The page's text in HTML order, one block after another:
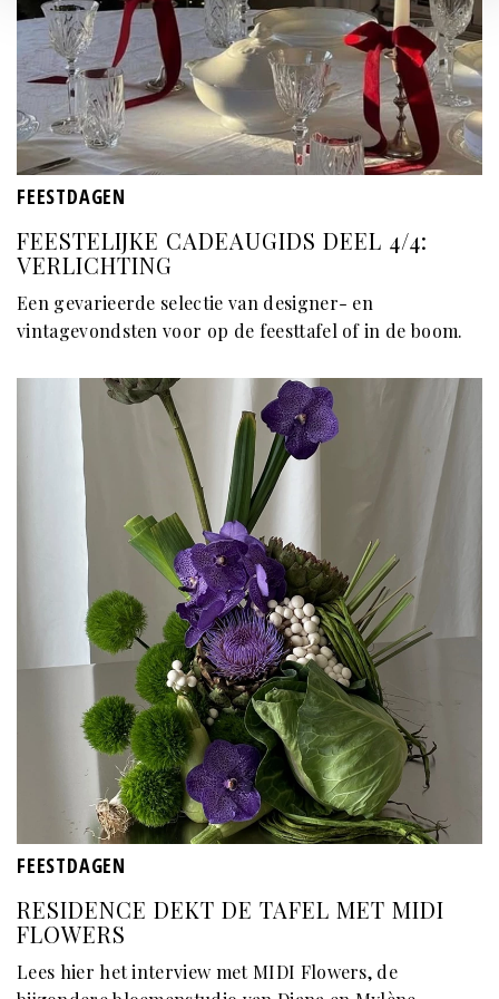
FEESTDAGEN
FEESTELIJKE CADEAUGIDS DEEL 4/4:
VERLICHTING
Een gevarieerde selectie van designer- en
vintagevondsten voor op de feesttafel of in de boom.
FEESTDAGEN
RESIDENCE DEKT DE TAFEL MET MIDI
FLOWERS
Lees hier het interview met MIDI Flowers, de